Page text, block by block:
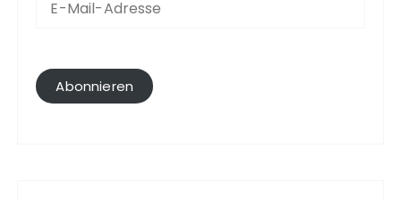
l
-
Abonnieren